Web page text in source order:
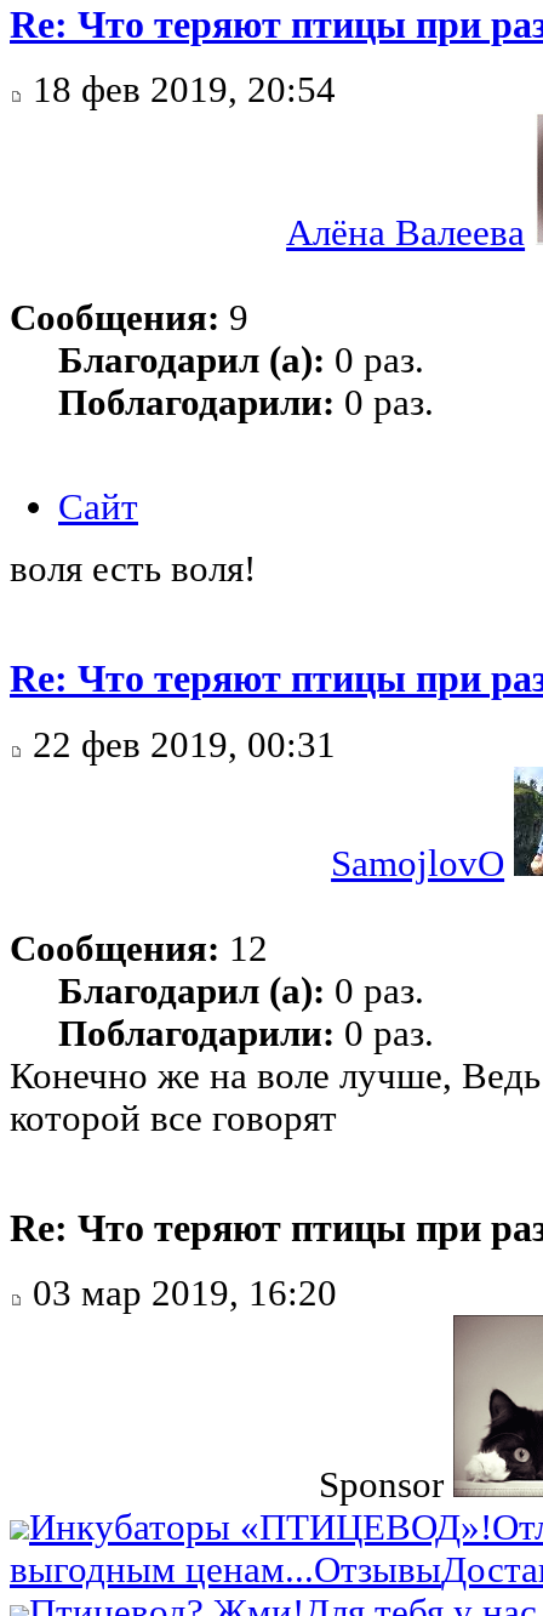
Re: Что теряют птицы при
18 фев 2019, 20:54
Алёна Валеева
Сообщения: 9
Благодарил (а): 0 раз.
Поблагодарили: 0 раз.
Сайт
воля есть воля!
Re: Что теряют птицы при
22 фев 2019, 00:31
SamojlovO
Сообщения: 12
Благодарил (а): 0 раз.
Поблагодарили: 0 раз.
Конечно же на воле лучше,
которой все говорят
Re: Что теряют птицы при
03 мар 2019, 16:20
Sponsor
Инкубаторы «ПТИЦЕВОД»!
выгодным ценам...Отзывы